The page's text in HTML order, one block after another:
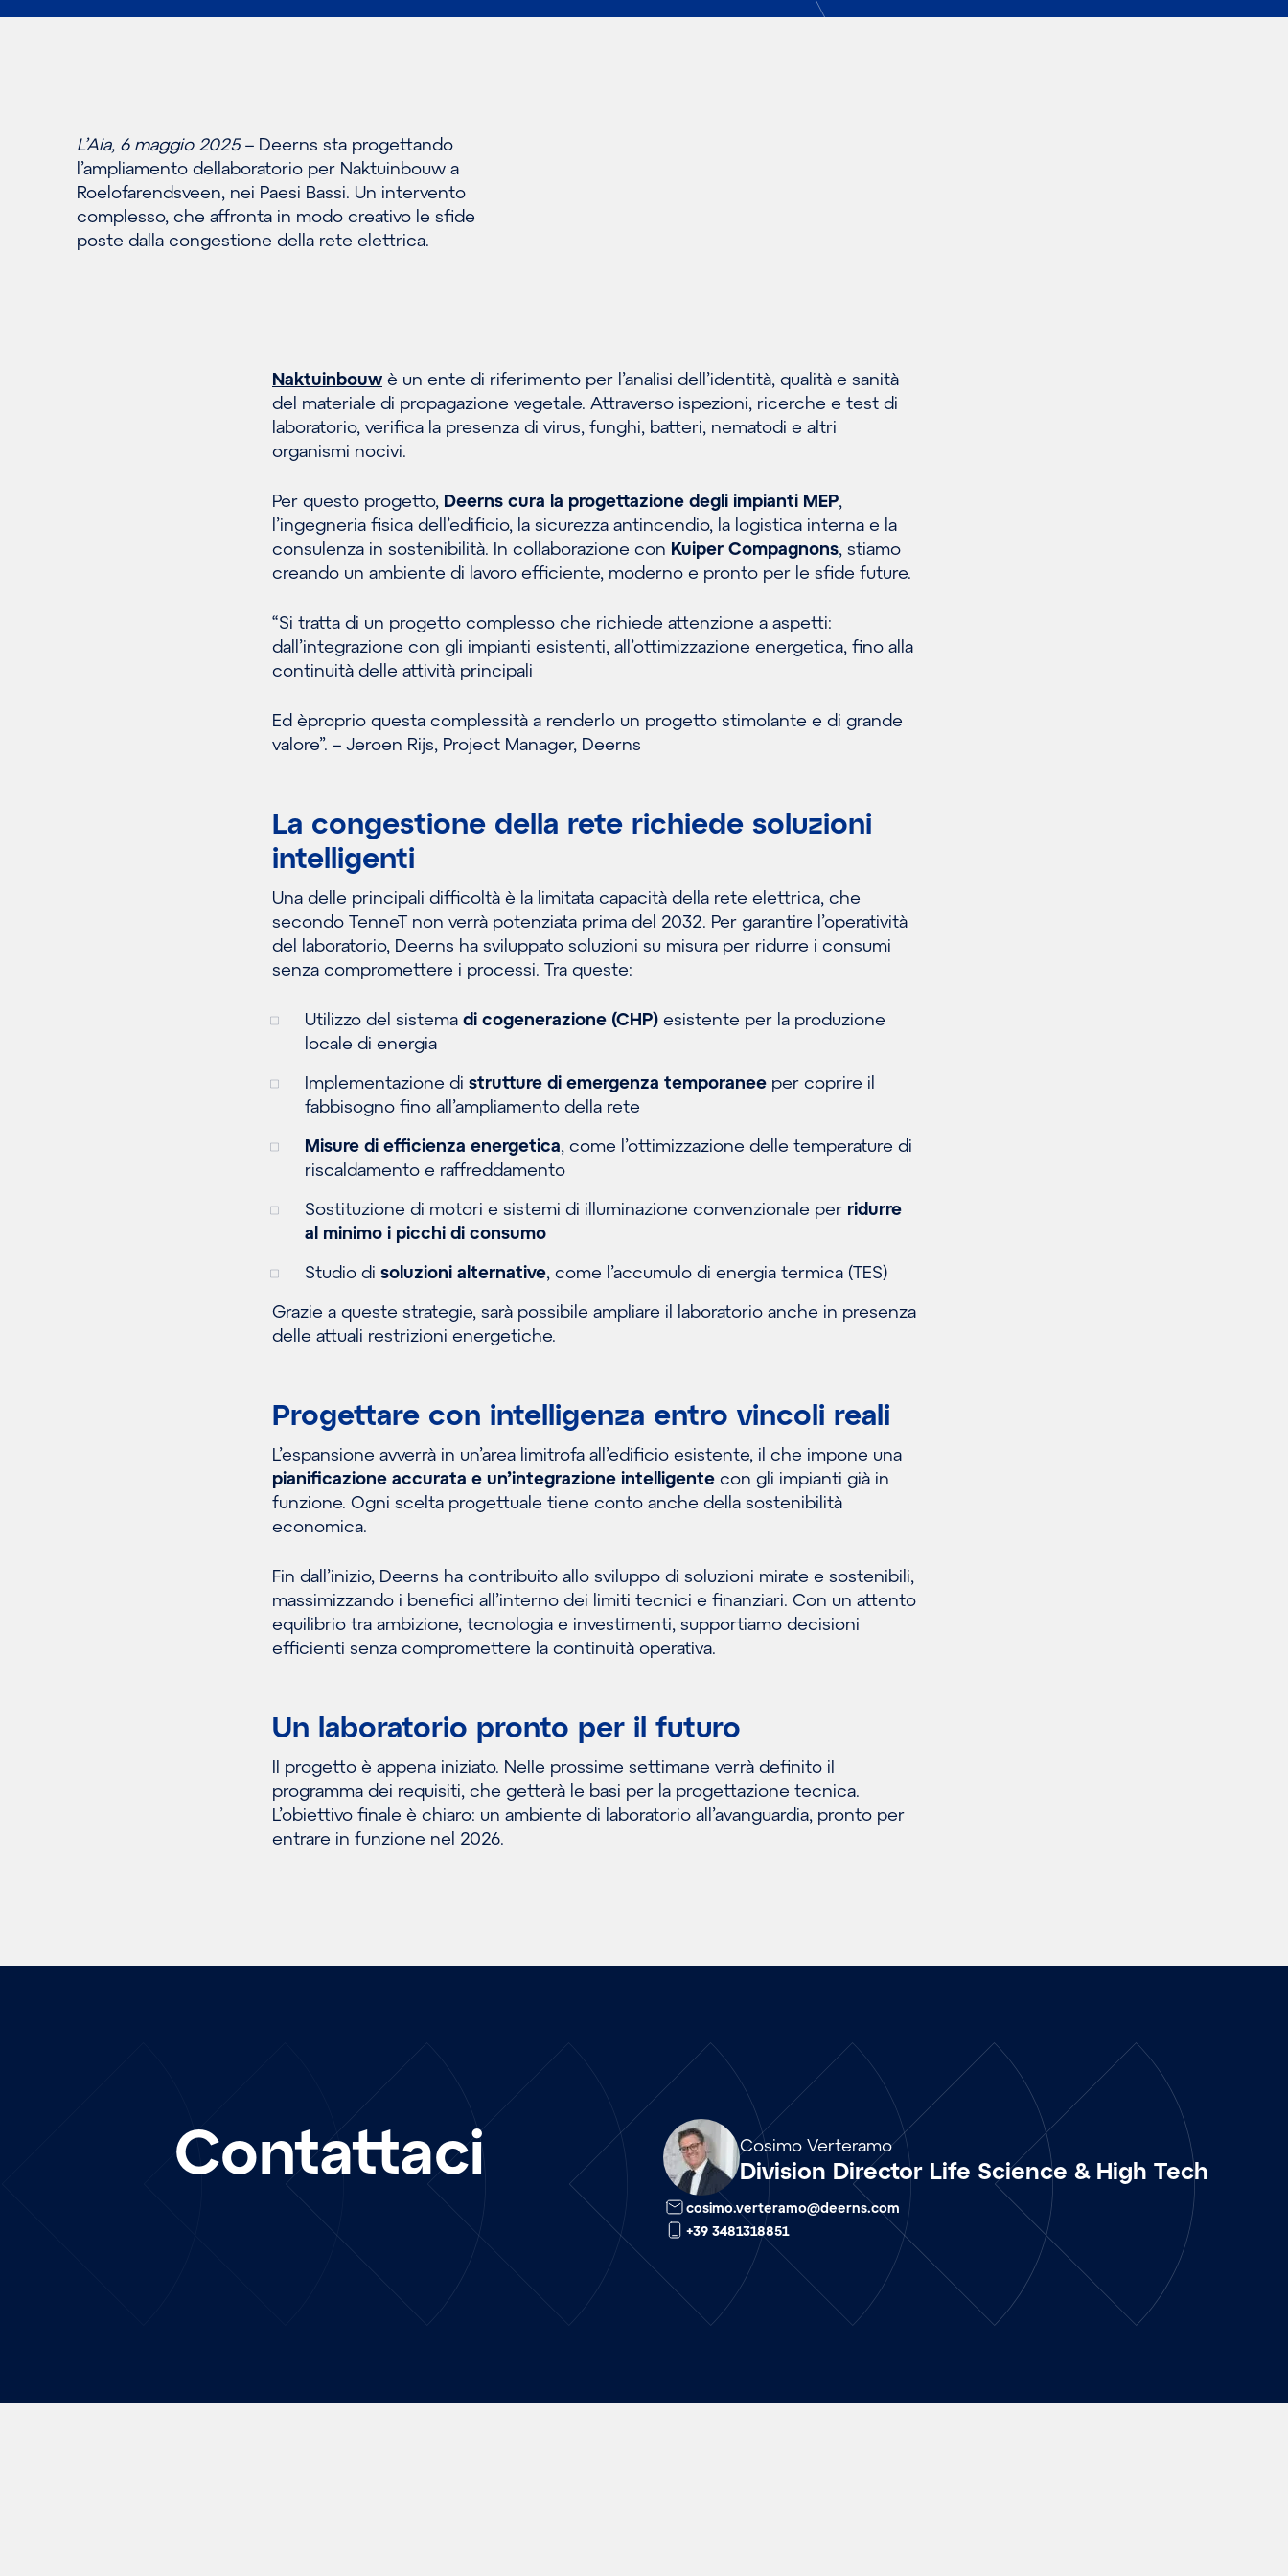
L’Aia, 6 maggio 2025– Deerns sta progettando
l’ampliamento dellaboratorio per Naktuinbouw a
Roelofarendsveen, nei Paesi Bassi. Un intervento
complesso, che affronta in modo creativo le sfide
poste dalla congestione della rete elettrica.
Naktuinbouw è un ente di riferimento per l’analisi dell’identità, qualità e sanità
del materiale di propagazione vegetale. Attraverso ispezioni, ricerche e test di
laboratorio, verifica la presenza di virus, funghi, batteri, nematodi e altri
organismi nocivi.
Per questo progetto, Deerns cura la progettazione degli impianti MEP,
l’ingegneria fisica dell’edificio, la sicurezza antincendio, la logistica interna e la
consulenza in sostenibilità. In collaborazione con Kuiper Compagnons, stiamo
creando un ambiente di lavoro efficiente, moderno e pronto per le sfide future.
“Si tratta di un progetto complesso che richiede attenzione a aspetti:
dall’integrazione con gli impianti esistenti, all’ottimizzazione energetica, fino alla
continuità delle attività principali
Ed èproprio questa complessità a renderlo un progetto stimolante e di grande
valore”. – Jeroen Rijs, Project Manager, Deerns
La congestione della rete richiede soluzioni
intelligenti
Una delle principali difficoltà è la limitata capacità della rete elettrica, che
secondo TenneT non verrà potenziata prima del 2032. Per garantire l’operatività
del laboratorio, Deerns ha sviluppato soluzioni su misura per ridurre i consumi
senza compromettere i processi. Tra queste:
Utilizzo del sistema di cogenerazione (CHP) esistente per la produzione
locale di energia
Implementazione di strutture di emergenza temporanee per coprire il
fabbisogno fino all’ampliamento della rete
Misure di efficienza energetica, come l’ottimizzazione delle temperature di
riscaldamento e raffreddamento
Sostituzione di motori e sistemi di illuminazione convenzionale per ridurre
al minimo i picchi di consumo
Studio di soluzioni alternative, come l’accumulo di energia termica (TES)
Grazie a queste strategie, sarà possibile ampliare il laboratorio anche in presenza
delle attuali restrizioni energetiche.
Progettare con intelligenza entro vincoli reali
L’espansione avverrà in un’area limitrofa all’edificio esistente, il che impone una
pianificazione accurata e un’integrazione intelligente con gli impianti già in
funzione. Ogni scelta progettuale tiene conto anche della sostenibilità
economica.
Fin dall’inizio, Deerns ha contribuito allo sviluppo di soluzioni mirate e sostenibili,
massimizzando i benefici all’interno dei limiti tecnici e finanziari. Con un attento
equilibrio tra ambizione, tecnologia e investimenti, supportiamo decisioni
efficienti senza compromettere la continuità operativa.
Un laboratorio pronto per il futuro
Il progetto è appena iniziato. Nelle prossime settimane verrà definito il
programma dei requisiti, che getterà le basi per la progettazione tecnica.
L’obiettivo finale è chiaro: un ambiente di laboratorio all’avanguardia, pronto per
entrare in funzione nel 2026.
Contattaci Cosimo Verteramo
Division Director Life Science & High Tech
Array
cosimo.verteramo@deerns.com
+39 3481318851